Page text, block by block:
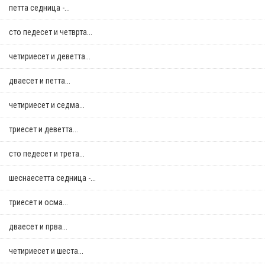
петта седница -...
сто педесет и четврта...
четириесет и деветта...
дваесет и петта...
четириесет и седма...
триесет и деветта...
сто педесет и трета...
шеснаесетта седница -...
триесет и осма...
дваесет и прва...
четириесет и шеста...